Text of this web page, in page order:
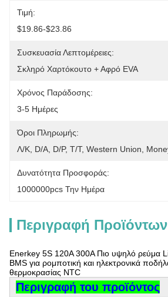
Τιμή:
$19.86-$23.86
Συσκευασία Λεπτομέρειες:
Σκληρό Χαρτόκουτο + Αφρό EVA
Χρόνος Παράδοσης:
3-5 Ημέρες
Όροι Πληρωμής:
Λ/Κ, D/A, D/P, T/T, Western Union,
Δυνατότητα Προσφοράς:
1000000pcs Την Ημέρα
Περιγραφή Προϊόντων
Enerkey 5S 120A 300A Πιο υψηλό ρεύμα
BMS για ρομποτική και ηλεκτρονικά
θερμοκρασίας NTC
Περιγραφή του προϊόντος